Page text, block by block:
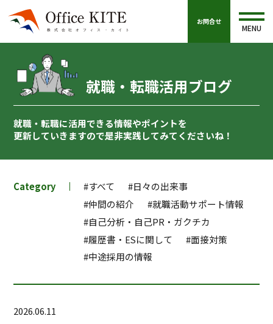
お問合せ
MENU
就職・転職活用ブログ
就職・転職に活用できる情報やポイントを
更新していきますので是非実践してみてくださいね！
Category #すべて
#日々の出来事
#仲間の紹介
#就職活動サポート情報
#自己分析・自己PR・ガクチカ
#履歴書・ESに関して
#面接対策
#中途採用の情報
2026.06.11